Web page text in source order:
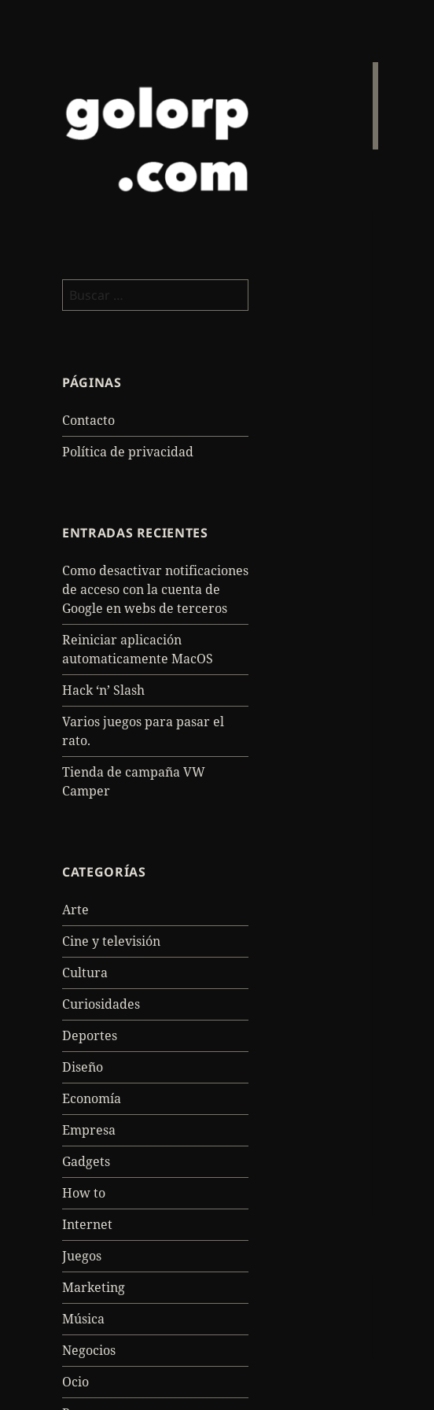
Buscar:
PÁGINAS
Contacto
Política de privacidad
ENTRADAS RECIENTES
Como desactivar notificaciones
de acceso con la cuenta de
Google en webs de terceros
Reiniciar aplicación
automaticamente MacOS
Hack ‘n’ Slash
Varios juegos para pasar el
rato.
Tienda de campaña VW
Camper
CATEGORÍAS
Arte
Cine y televisión
Cultura
Curiosidades
Deportes
Diseño
Economía
Empresa
Gadgets
How to
Internet
Juegos
Marketing
Música
Negocios
Ocio